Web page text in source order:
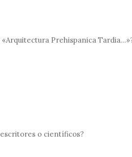
Prehispanica
o científicos?